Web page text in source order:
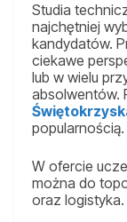
Studia
najchętniej
kandydatów.
ciekawe
lub w wielu
absolwentów.
popularnością.
W ofercie
można do
oraz logistyka.